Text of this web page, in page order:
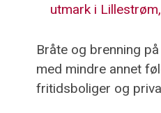
utmark i
Bråte og brenning
med mindre annet
fritidsboliger og